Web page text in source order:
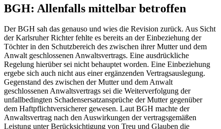
BGH: Allenfalls mittelbar betroffen
DerBGH sah das genauso und wies die Revision zurück. Aus Sicht
der Karlsruher Richter fehlte es bereits an der Einbeziehung der
Töchter in den Schutzbereich des zwischen ihrer Mutter und dem
Anwalt geschlossenen Anwaltsvertrags. Eine ausdrückliche
Regelung hierüber sei nicht behauptet worden. Eine Einbeziehung
ergebe sich auch nicht aus einer ergänzenden Vertragsauslegung.
Gegenstand des zwischen der Mutter und dem Anwalt
geschlossenen Anwaltsvertrags sei die Weiterverfolgung der
unfallbedingten Schadensersatzansprüche der Mutter gegenüber
dem Haftpflichtversicherer gewesen. LautBGH machte der
Anwaltsvertrag nach den Auswirkungen der vertragsgemäßen
Leistung unter Berücksichtigung von Treu und Glauben die